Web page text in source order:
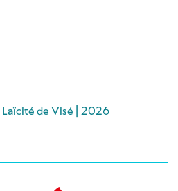
de Visé | 2026